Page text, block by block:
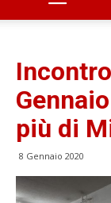
più di
8 Gennaio 2020